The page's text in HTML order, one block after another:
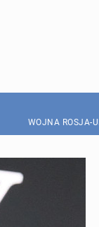
WOJNA ROSJA-